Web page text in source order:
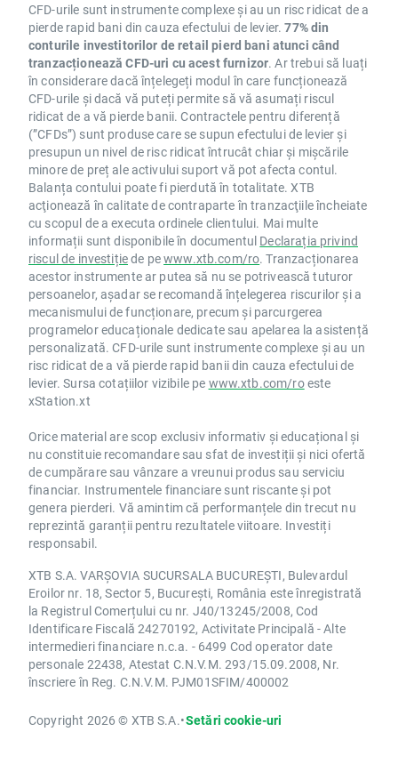
CFD-urile sunt instrumente complexe și au un risc ridicat de a
pierde rapid bani din cauza efectului de levier.77% din
conturile investitorilor de retail pierd bani atunci când
tranzacționează CFD-uri cu acest furnizor. Ar trebui să luați
în considerare dacă înțelegeți modul în care funcționează
CFD-urile și dacă vă puteți permite să vă asumați riscul
ridicat de a vă pierde banii. Contractele pentru diferență
(”CFDs”) sunt produse care se supun efectului de levier și
presupun un nivel de risc ridicat întrucât chiar și mișcările
minore de preț ale activului suport vă pot afecta contul.
Balanța contului poate fi pierdută în totalitate. XTB
acţionează în calitate de contraparte în tranzacţiile încheiate
cu scopul de a executa ordinele clientului. Mai multe
informații sunt disponibile în documentul Declarația privind
riscul de investițiede pewww.xtb.com/ro. Tranzacționarea
acestor instrumente ar putea să nu se potrivească tuturor
persoanelor, așadar se recomandă înțelegerea riscurilor și a
mecanismului de funcționare, precum și parcurgerea
programelor educaționale dedicate sau apelarea la asistență
personalizată. CFD-urile sunt instrumente complexe și au un
risc ridicat de a vă pierde rapid banii din cauza efectului de
levier. Sursa cotațiilor vizibile pe www.xtb.com/roeste
xStation.xt
Orice material are scop exclusiv informativ și educațional și
nu constituie recomandare sau sfat de investiții și nici ofertă
de cumpărare sau vânzare a vreunui produs sau serviciu
financiar. Instrumentele financiare sunt riscante și pot
genera pierderi. Vă amintim că performanțele din trecut nu
reprezintă garanții pentru rezultatele viitoare. Investiți
responsabil.
XTB S.A. VARȘOVIA SUCURSALA BUCUREȘTI, Bulevardul
Eroilor nr. 18, Sector 5, București, România este înregistrată
la Registrul Comerțului cu nr. J40/13245/2008, Cod
Identificare Fiscală 24270192, Activitate Principală - Alte
intermedieri financiare n.c.a. - 6499 Cod operator date
personale 22438, Atestat C.N.V.M. 293/15.09.2008, Nr.
înscriere în Reg. C.N.V.M. PJM01SFIM/400002
Copyright 2026 © XTB S.A.•Setări cookie-uri